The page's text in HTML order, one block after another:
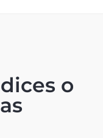
o